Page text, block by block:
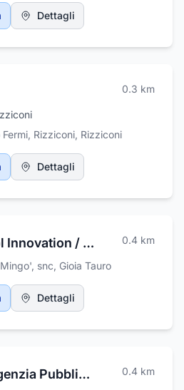
regolari produzioni
di ospitalità, la cooperativa
Beni e delle Attività Culturali.
Dettagli
0.3 km
Rizziconi, Rizziconi
Dettagli
Heat&Cool Innovation / Fazio Maria 0.4 km
snc, Gioia Tauro
Dettagli
VOLGO Agenzia Pubblicitaria 0.4 km